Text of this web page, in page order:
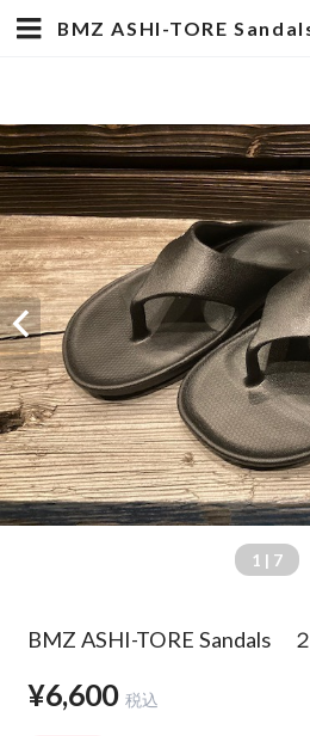
1 | 7
BMZ ASHI-TORE Sandals
¥6,600 税込